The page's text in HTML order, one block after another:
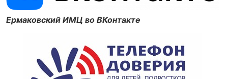
Ермаковский ИМЦ во ВКонтакте